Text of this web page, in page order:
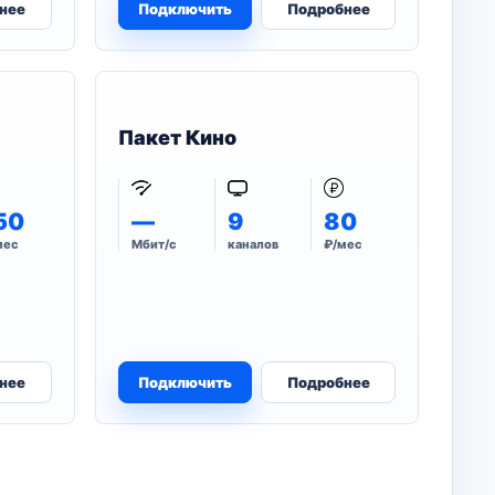
Подключить Подробнее
Пакет Кино
—
Мбит/с
9
каналов
80
₽/мес
Подключить Подробнее